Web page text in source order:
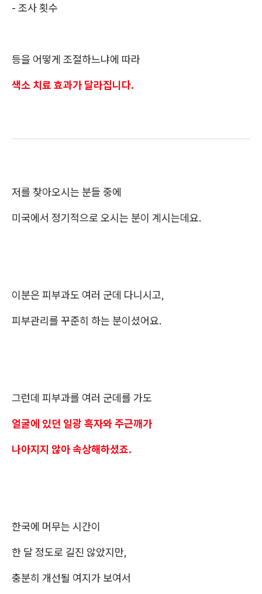
- 조사 횟수
​등을 어떻게 조절하느냐에 따라
색소 치료 효과가 달라집니다.
저를 찾아오시는 분들 중에
미국에서 정기적으로 오시는 분이 계시는데요.
이분은 피부과도 여러 군데 다니시고,
피부관리를 꾸준히 하는 분이셨어요.
그런데 피부과를 여러 군데를 가도
얼굴에 있던 일광 흑자와 주근깨가
나아지지 않아 속상해하셨죠.
한국에 머무는 시간이
한 달 정도로 길진 않았지만,
충분히 개선될 여지가 보여서